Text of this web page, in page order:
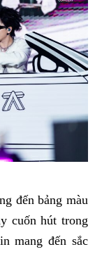
đến bảng màu
cuốn hút trong
mang đến sắc